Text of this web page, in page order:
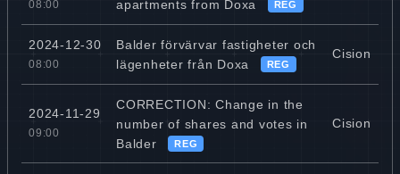
08:00
apartments from Doxa
REG
2024-12-30
08:00
Balder förvärvar fastigheter och
lägenheter från Doxa
REG
Cision
2024-11-29
09:00
CORRECTION: Change in the
number of shares and votes in
Balder
REG
Cision